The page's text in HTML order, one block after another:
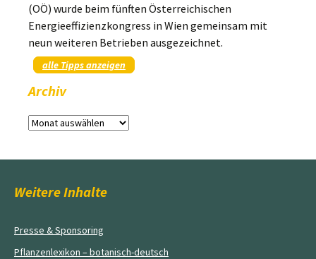
(OÖ) wurde beim fünften Österreichischen
Energieeffizienzkongress in Wien gemeinsam mit
neun weiteren Betrieben ausgezeichnet.
alle Tipps anzeigen
Archiv
Archiv
Weitere Inhalte
Presse & Sponsoring
Pflanzenlexikon – botanisch-deutsch